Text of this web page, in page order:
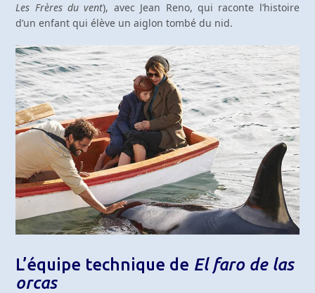
Les Frères du vent), avec Jean Reno, qui raconte l’histoire
d’un enfant qui élève un aiglon tombé du nid.
L’équipe technique de El faro de las
orcas